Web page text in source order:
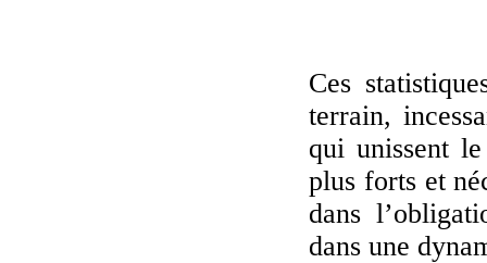
Ces
terrain,
qui unissent
plus forts et
dans
dans une